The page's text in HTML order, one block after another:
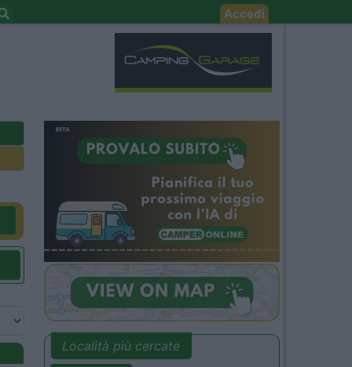
Accedi
Località più cercate